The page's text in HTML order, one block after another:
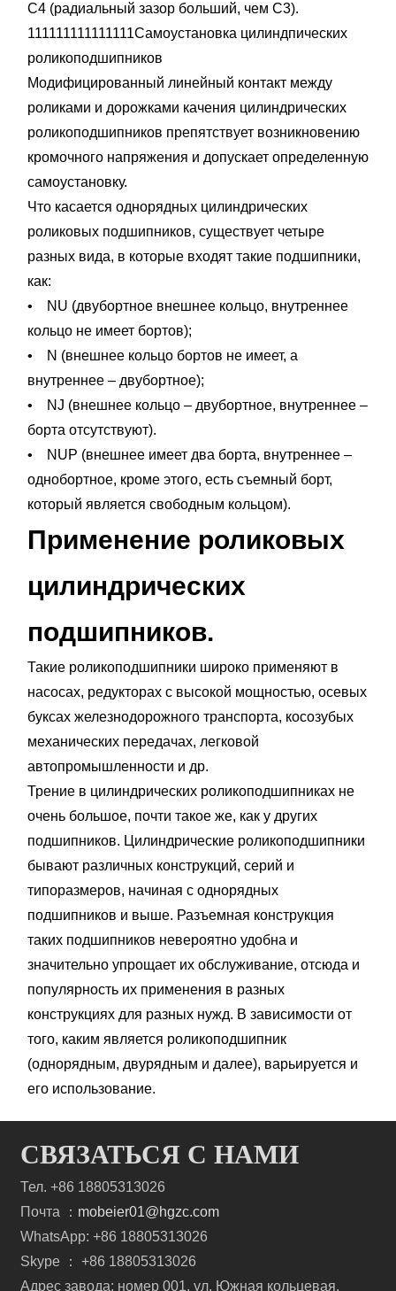
С4 (радиальный зазор больший, чем С3).
111111111111111Самоустановка цилиндпических
роликоподшипников
Модифицированный линейный контакт между
роликами и дорожками качения цилиндрических
роликоподшипников препятствует возникновению
кромочного напряжения и допускает определенную
самоустановку.
Что касается однорядных цилиндрических
роликовых подшипников, существует четыре
разных вида, в которые входят такие подшипники,
как:
• NU (двубортное внешнее кольцо, внутреннее
кольцо не имеет бортов);
• N (внешнее кольцо бортов не имеет, а
внутреннее – двубортное);
• NJ (внешнее кольцо – двубортное, внутреннее –
борта отсутствуют).
• NUP (внешнее имеет два борта, внутреннее –
однобортное, кроме этого, есть съемный борт,
который является свободным кольцом).
Применение роликовых
цилиндрических
подшипников.
Такие роликоподшипники широко применяют в
насосах, редукторах с высокой мощностью, осевых
буксах железнодорожного транспорта, косозубых
механических передачах, легковой
автопромышленности и др.
Трение в цилиндрических роликоподшипниках не
очень большое, почти такое же, как у других
подшипников. Цилиндрические роликоподшипники
бывают различных конструкций, серий и
типоразмеров, начиная с однорядных
подшипников и выше. Разъемная конструкция
таких подшипников невероятно удобна и
значительно упрощает их обслуживание, отсюда и
популярность их применения в разных
конструкциях для разных нужд. В зависимости от
того, каким является роликоподшипник
(однорядным, двурядным и далее), варьируется и
его использование.
СВЯЗАТЬСЯ С НАМИ
Тел. +86 18805313026
Почта ： mobeier01@hgzc.com
WhatsApp: +86 18805313026
Skype ： +86 18805313026
Адрес завода: номер 001, ул. Южная кольцевая,